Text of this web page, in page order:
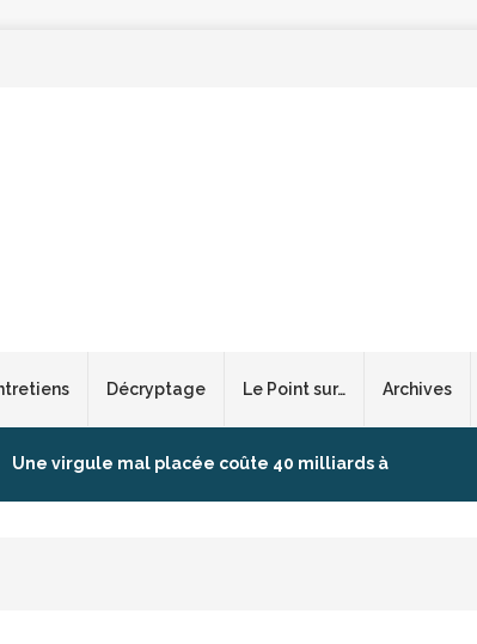
Décryptage Le Point sur… Archives
Une virgule mal placée coûte 40 milliards à